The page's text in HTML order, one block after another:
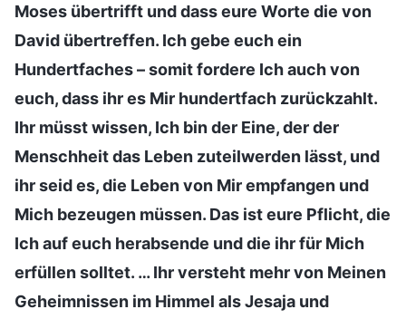
Moses übertrifft und dass eure Worte die von
David übertreffen. Ich gebe euch ein
Hundertfaches – somit fordere Ich auch von
euch, dass ihr es Mir hundertfach zurückzahlt.
Ihr müsst wissen, Ich bin der Eine, der der
Menschheit das Leben zuteilwerden lässt, und
ihr seid es, die Leben von Mir empfangen und
Mich bezeugen müssen. Das ist eure Pflicht, die
Ich auf euch herabsende und die ihr für Mich
erfüllen solltet. … Ihr versteht mehr von Meinen
Geheimnissen im Himmel als Jesaja und